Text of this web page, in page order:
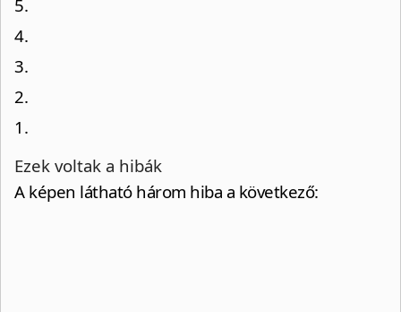
5.
4.
3.
2.
1.
Ezek voltak a hibák
A képen látható három hiba a következő: